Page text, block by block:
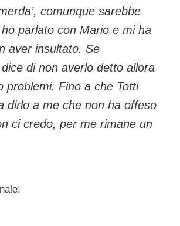
comunque sarebbe
parlato con Mario e mi ha
aver insultato. Se
di non averlo detto allora
problemi. Fino a che Totti
dirlo a me che non ha offeso
ci credo, per me rimane un